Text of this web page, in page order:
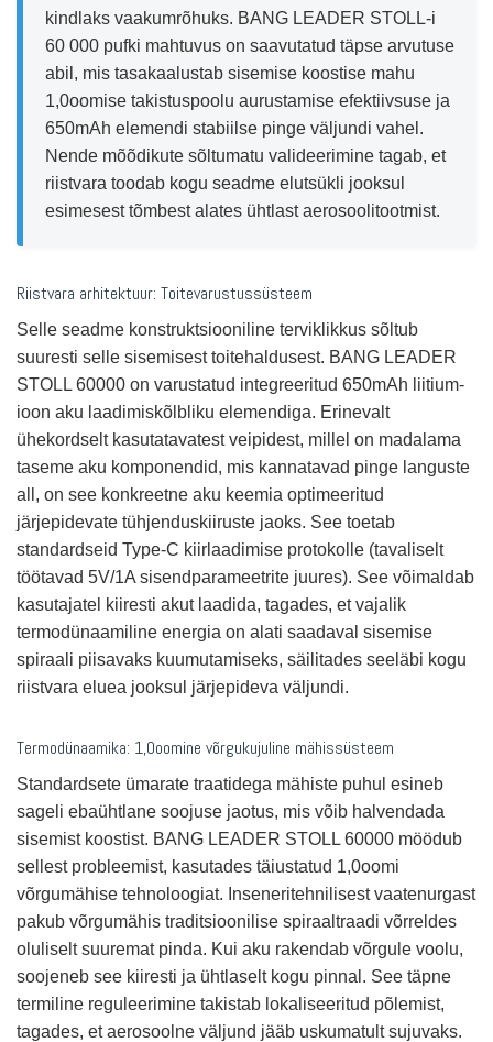
kindlaks vaakumrõhuks. BANG LEADER STOLL-i
60 000 pufki mahtuvus on saavutatud täpse arvutuse
abil, mis tasakaalustab sisemise koostise mahu
1,0oomise takistuspoolu aurustamise efektiivsuse ja
650mAh elemendi stabiilse pinge väljundi vahel.
Nende mõõdikute sõltumatu valideerimine tagab, et
riistvara toodab kogu seadme elutsükli jooksul
esimesest tõmbest alates ühtlast aerosoolitootmist.
Riistvara arhitektuur: Toitevarustussüsteem
Selle seadme konstruktsiooniline terviklikkus sõltub
suuresti selle sisemisest toitehaldusest. BANG LEADER
STOLL 60000 on varustatud integreeritud 650mAh liitium-
ioon aku laadimiskõlbliku elemendiga. Erinevalt
ühekordselt kasutatavatest veipidest, millel on madalama
taseme aku komponendid, mis kannatavad pinge languste
all, on see konkreetne aku keemia optimeeritud
järjepidevate tühjenduskiiruste jaoks. See toetab
standardseid Type-C kiirlaadimise protokolle (tavaliselt
töötavad 5V/1A sisendparameetrite juures). See võimaldab
kasutajatel kiiresti akut laadida, tagades, et vajalik
termodünaamiline energia on alati saadaval sisemise
spiraali piisavaks kuumutamiseks, säilitades seeläbi kogu
riistvara eluea jooksul järjepideva väljundi.
Termodünaamika: 1,0oomine võrgukujuline mähissüsteem
Standardsete ümarate traatidega mähiste puhul esineb
sageli ebaühtlane soojuse jaotus, mis võib halvendada
sisemist koostist. BANG LEADER STOLL 60000 möödub
sellest probleemist, kasutades täiustatud 1,0oomi
võrgumähise tehnoloogiat. Inseneritehnilisest vaatenurgast
pakub võrgumähis traditsioonilise spiraaltraadi võrreldes
oluliselt suuremat pinda. Kui aku rakendab võrgule voolu,
soojeneb see kiiresti ja ühtlaselt kogu pinnal. See täpne
termiline reguleerimine takistab lokaliseeritud põlemist,
tagades, et aerosoolne väljund jääb uskumatult sujuvaks.